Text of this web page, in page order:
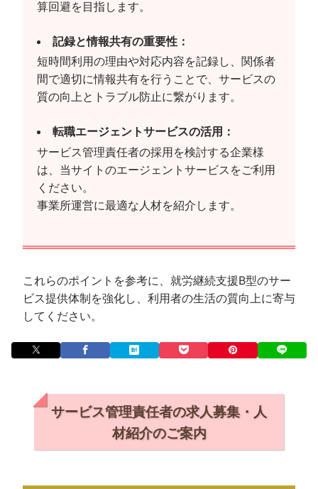
算回避を目指します。
記録と情報共有の重要性：
短時間利用の理由や対応内容を記録し、関係者
間で適切に情報共有を行うことで、サービスの
質の向上とトラブル防止に繋がります。
転職エージェントサービスの活用：
サービス管理責任者の採用を検討する企業様
は、当サイトのエージェントサービスをご利用
ください。
事業所運営に最適な人材を紹介します。
これらのポイントを参考に、就労継続支援B型のサー
ビス提供体制を強化し、利用者の生活の質向上に寄与
してください。
サービス管理責任者の求人募集・人
材紹介のご案内